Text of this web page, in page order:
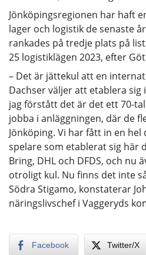
Jönköpingsregionen har haft
lager och logistik de senaste
rankades på tredje plats på
25 logistiklägen 2023, efter
– Det är jättekul att en
Dachser väljer att etablera
jag förstått det är det ett 70-
jobba i anläggningen, där de
Jönköping. Vi har fått in en
spelare som etablerat sig här
Bring, DHL och DFDS, och nu
otroligt kul. Nu finns det inte
Södra Stigamo, konstaterar
näringslivschef i Vaggeryds
Facebook Twitter/X